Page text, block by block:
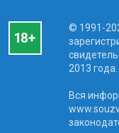
© 1991-
2013 года.
Вся